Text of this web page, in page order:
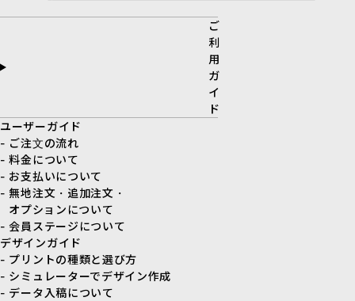
ご
利
用
ガ
イ
ド
ユーザーガイド
- ご注文の流れ
- 料金について
- お支払いについて
- 無地注文・追加注文・
オプションについて
- 会員ステージについて
デザインガイド
- プリントの種類と選び方
- シミュレーターでデザイン作成
- データ入稿について